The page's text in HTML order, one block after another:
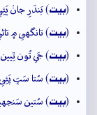
(بيت) بَندَرِ جانۡ
(بيت) تانگهي ۾
(بيت) جَي تُون
(بيت) سُتا سَڀَ
(بيت) سُتين